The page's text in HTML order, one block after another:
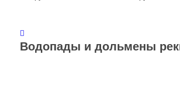
Водопады и дольмены